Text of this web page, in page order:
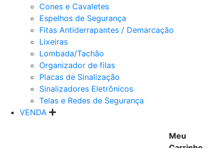
Cones e Cavaletes
Espelhos de Segurança
Fitas Antiderrapantes / Demarcação
Lixeiras
Lombada/Tachão
Organizador de filas
Placas de Sinalização
Sinalizadores Eletrônicos
Telas e Redes de Segurança
VENDA
Meu